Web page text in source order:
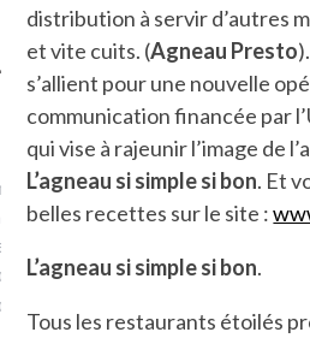
QUI MARCHE
journaliste à France
toujours aimé marcher.
conquis mais en
Je ne suis pas une
distribution à servir d’autres
et vite cuits. (Agneau Presto
s’allient pour une nouvelle
communication financée par
qui vise à rajeunir l’image de
L’agneau si simple si bon. Et
belles recettes sur le site :
L’agneau si simple si bon.
Tous les restaurants étoilés